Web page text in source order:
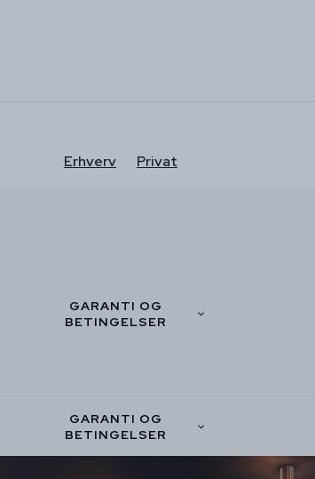
Erhverv Privat
GARANTI OG
BETINGELSER
GARANTI OG
BETINGELSER